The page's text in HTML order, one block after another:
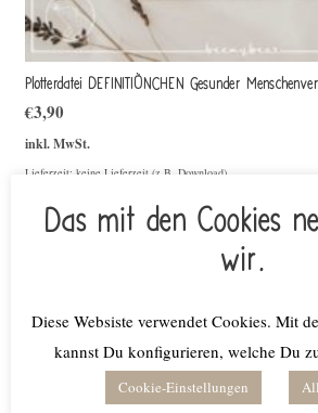
Plotterdatei DEFINITIÖNCHEN Gesunder
€3,90
inkl. MwSt.
Lieferzeit: keine Lieferzeit (z.B. Download)
Weiterlesen
Produktkategorien
Das mit den Cookies
wir.
Diese Websiste verwendet Cookies. Mit
kannst Du konfigurieren, welche Du
Cookie-Einstellungen